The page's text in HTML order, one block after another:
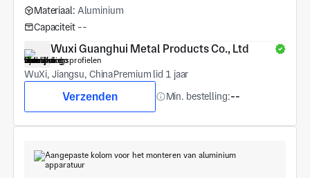
Materiaal: Aluminium
Capaciteit --
Wuxi Guanghui Metal Products Co., Ltd
WuXi, Jiangsu, ChinaPremium lid 1 jaar
Verzenden Min. bestelling:--